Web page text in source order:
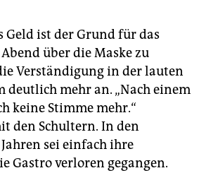
Geld ist der Grund für das
über die Maske zu
Verständigung in der lauten
deutlich mehr an. „Nach einem
keine Stimme mehr.“
den Schultern. In den
sei einfach ihre
Gastro verloren gegangen.